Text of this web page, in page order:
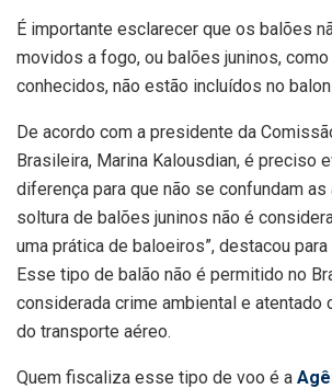
É importante esclarecer que os balões
movidos a fogo, ou balões juninos,
conhecidos, não estão incluídos no
De acordo com a presidente da
Brasileira, Marina Kalousdian, é preciso
diferença para que não se confundam as
soltura de balões juninos não é
uma prática de baloeiros”, destacou
Esse tipo de balão não é permitido no
considerada crime ambiental e atentado
do transporte aéreo.
Quem fiscaliza esse tipo de voo é a